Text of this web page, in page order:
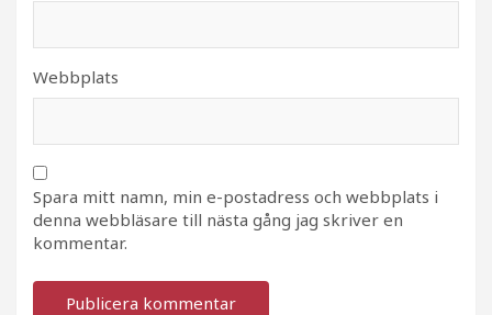
Webbplats
Spara mitt namn, min e-postadress och webbplats i
denna webbläsare till nästa gång jag skriver en
kommentar.